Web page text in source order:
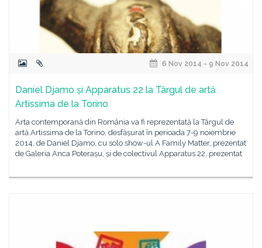
6 Nov 2014 - 9 Nov 2014
Daniel Djamo și Apparatus 22 la Târgul de artă
Artissima de la Torino
Arta contemporană din România va fi reprezentată la Târgul de
artă Artissima de la Torino, desfășurat în perioada 7-9 noiembrie
2014, de Daniel Djamo, cu solo show-ul A Family Matter, prezentat
de Galeria Anca Poterașu, și de colectivul Apparatus 22, prezentat